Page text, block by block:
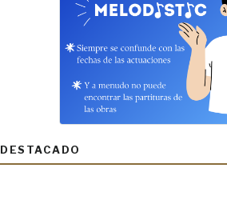
DESTACADO